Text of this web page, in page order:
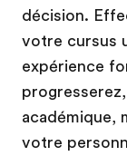
décision.
votre cursus
expérience
académique,
votre